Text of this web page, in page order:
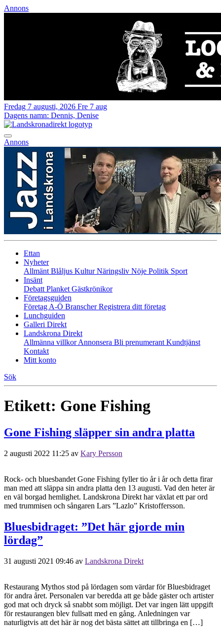
Annons
Fredag 7 augusti, 2026 Fre 7 aug
Dagens namn: Dennis, Denise
Annons
Ettan
Nyheter
Allmänt Blåljus KulturNäringsliv Nöje Politik Sport
Insänt
Debatt Planket Gästkrönikor
Företagsguiden
Företag A-Ö BranscherRegistrera ditt företag
Lunchguiden
Galleri Direkt
Landskrona Direkt
Allmänna villkorAnnonsera Bli prenumerant Kundtjänst
Kontakt
Mitt konto
Sök
Etikett: Gone Fishing
Gone Fishing släpper sin andra platta
2 augusti 2022 11:25 av Kary Persson
Rock- och bluesbandet Gone Fishing fyller tio år i år och detta firar
man med att släppa sin andra platta den 13 augusti. Vad den heter är
en väl borgad hemlighet. Landskrona Direkt har växlat ett par ord
med trummisen och sångaren Lars ”Lazlo” Kristoffersson.
Bluesbidraget: ”Det här gjorde min
lördag”
31 augusti 2021 09:46 av Landskrona Direkt
Restaurang Mythos stod på lördagen som värdar för Bluesbidraget
för andra året. Personalen var beredda att ge både gäster och artister
god mat och dryck så snabbt som möjligt. Det var ingen lätt uppgift
för restaurangen blev fullsatt med en gång. Anledningen var
naturligtvis att det här är nog det bästa sättet att tillbringa en […]